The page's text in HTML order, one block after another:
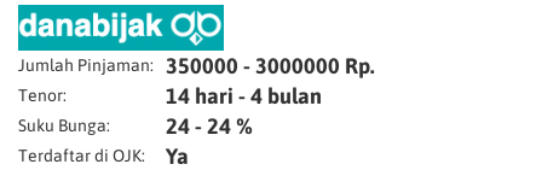
Jumlah Pinjaman: 350000 - 3000000 Rp.
Tenor: 14 hari - 4 bulan
Suku Bunga: 24 - 24 %
Terdaftar di OJK: Ya